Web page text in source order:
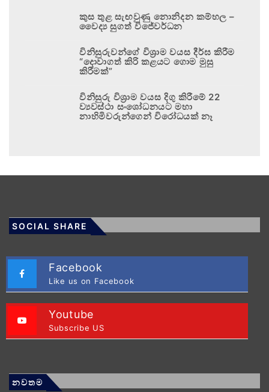
කුස තුළ සැඟවුණු නොනිදන කම්හල –
වෛද්‍ය සුගත් විජේවර්ධන
විනිසුරුවන්ගේ විශ්‍රාම වයස දීර්ඝ කිරීම
“දොවාගත් කිරි කළයට ගොම මුසු
කිරීමක්”
විනිසුරු විශ්‍රාම වයස දිගු කිරීමේ 22
ව්‍යවස්ථා සංශෝධනයට මහා
නාහිමිවරුන්ගෙන් විරෝධයක් නෑ
SOCIAL SHARE
Facebook
Like us on Facebook
Youtube
Subscribe US
නවතම